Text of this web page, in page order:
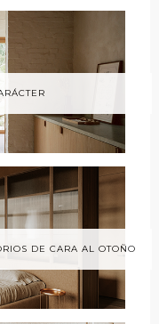
DE CARA AL OTOÑO